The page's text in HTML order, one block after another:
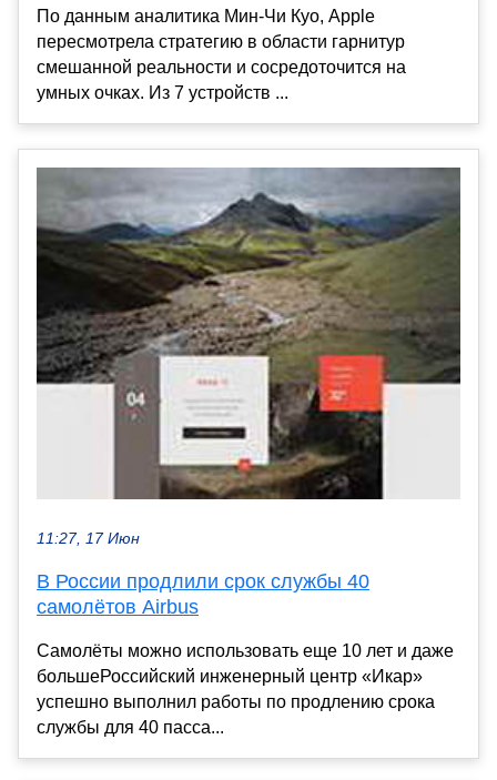
По данным аналитика Мин-Чи Куо, Apple
пересмотрела стратегию в области гарнитур
смешанной реальности и сосредоточится на
умных очках. Из 7 устройств ...
11:27, 17 Июн
В России продлили срок службы 40
самолётов Airbus
Самолёты можно использовать еще 10 лет и даже
большеРоссийский инженерный центр «Икар»
успешно выполнил работы по продлению срока
службы для 40 пасса...